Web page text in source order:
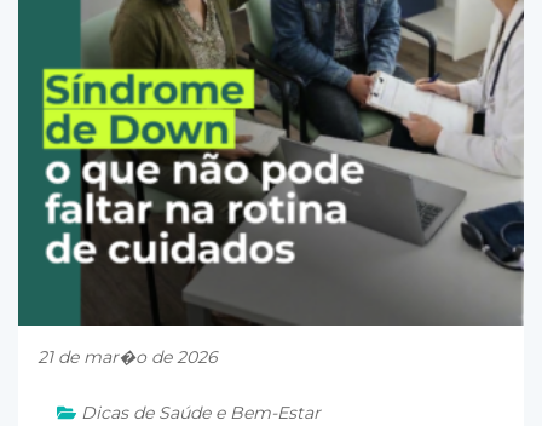
21 de mar�o de 2026
Dicas de Saúde e Bem-Estar